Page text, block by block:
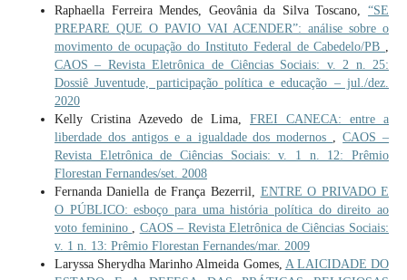
Raphaella Ferreira Mendes, Geovânia da Silva Toscano,“SE
PREPARE QUE O PAVIO VAI ACENDER”: análise sobre o
movimento de ocupação do Instituto Federal de Cabedelo/PB ,
CAOS – Revista Eletrônica de Ciências Sociais: v. 2 n. 25:
Dossiê Juventude, participação política e educação – jul./dez.
2020
Kelly Cristina Azevedo de Lima,FREI CANECA: entre a
liberdade dos antigos e a igualdade dos modernos ,CAOS –
Revista Eletrônica de Ciências Sociais: v. 1 n. 12: Prêmio
Florestan Fernandes/set. 2008
Fernanda Daniella de França Bezerril, ENTRE O PRIVADO E
O PÚBLICO: esboço para uma história política do direito ao
voto feminino , CAOS – Revista Eletrônica de Ciências Sociais:
v. 1 n. 13: Prêmio Florestan Fernandes/mar. 2009
Laryssa Sherydha Marinho Almeida Gomes, A LAICIDADE DO